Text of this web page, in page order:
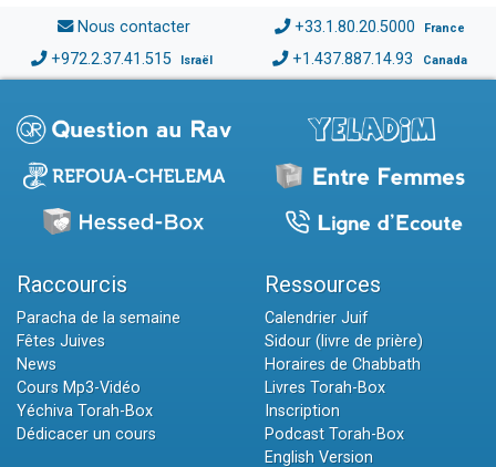
Nous contacter +33.1.80.20.5000 France
+972.2.37.41.515 Israël +1.437.887.14.93 Canada
Raccourcis
Paracha de la semaine
Fêtes Juives
News
Cours Mp3-Vidéo
Yéchiva Torah-Box
Dédicacer un cours
Ressources
Calendrier Juif
Sidour (livre de prière)
Horaires de Chabbath
Livres Torah-Box
Inscription
Podcast Torah-Box
English Version